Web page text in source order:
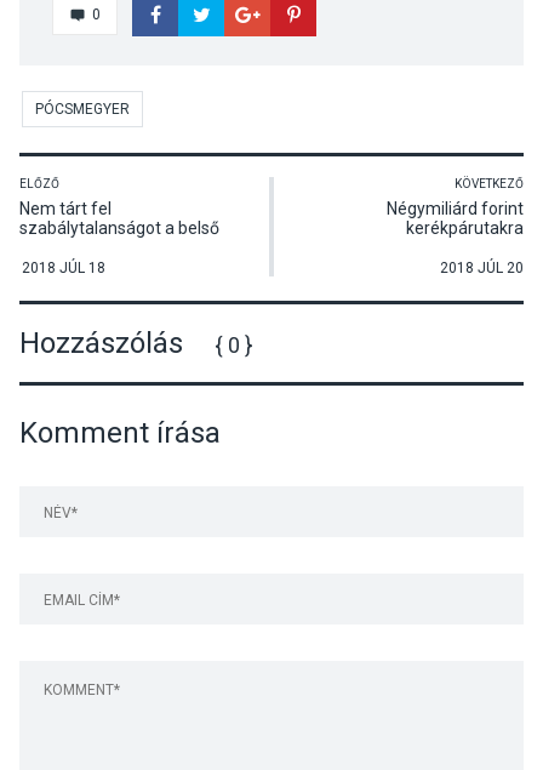
0
PÓCSMEGYER
ELŐZŐ
Nem tárt fel
szabálytalanságot a belső
2018 JÚL 18
KÖVETKEZŐ
Négymiliárd forint
kerékpárutakra
2018 JÚL 20
Hozzászólás { 0 }
Komment írása